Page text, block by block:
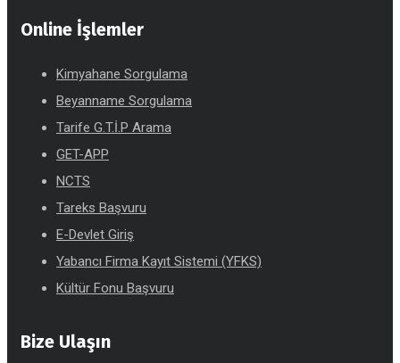
Online İşlemler
Kimyahane Sorgulama
Beyanname Sorgulama
Tarife G.T.İ.P Arama
GET-APP
NCTS
Tareks Başvuru
E-Devlet Giriş
Yabancı Firma Kayıt Sistemi (YFKS)
Kültür Fonu Başvuru
Bize Ulaşın